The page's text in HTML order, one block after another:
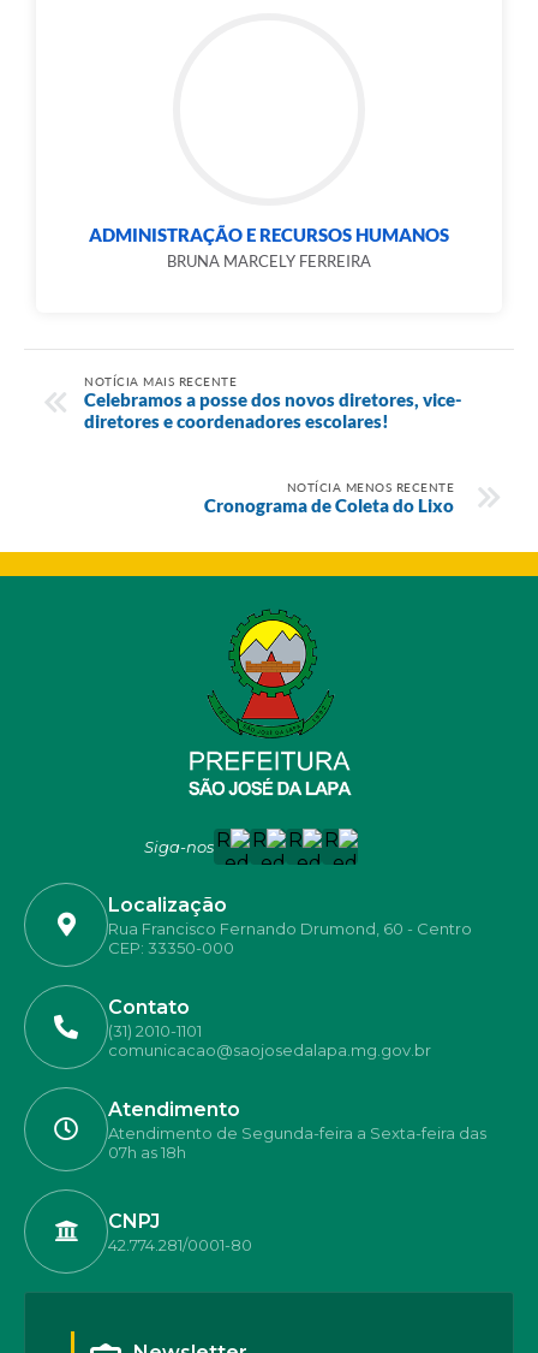
ADMINISTRAÇÃO E RECURSOS HUMANOS
BRUNA MARCELY FERREIRA
NOTÍCIA MAIS RECENTE
Celebramos a posse dos novos diretores, vice-
diretores e coordenadores escolares!
NOTÍCIA MENOS RECENTE
Cronograma de Coleta do Lixo
Siga-nos
Localização
Rua Francisco Fernando Drumond, 60 - Centro
CEP: 33350-000
Contato
(31) 2010-1101
comunicacao@saojosedalapa.mg.gov.br
Atendimento
Atendimento de Segunda-feira a Sexta-feira das
07h as 18h
CNPJ
42.774.281/0001-80